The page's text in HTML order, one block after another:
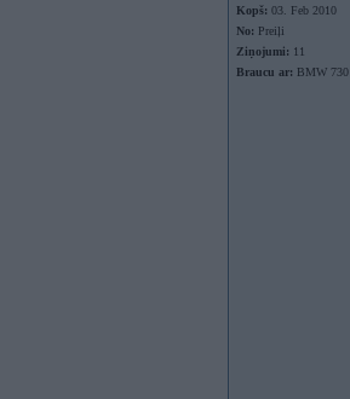
Kopš: 03. Feb 2010
No: Preiļi
Ziņojumi: 11
Braucu ar: BMW 730